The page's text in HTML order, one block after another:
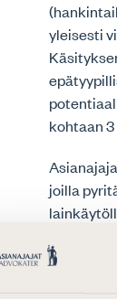
yleisesti
kohtaan
joilla